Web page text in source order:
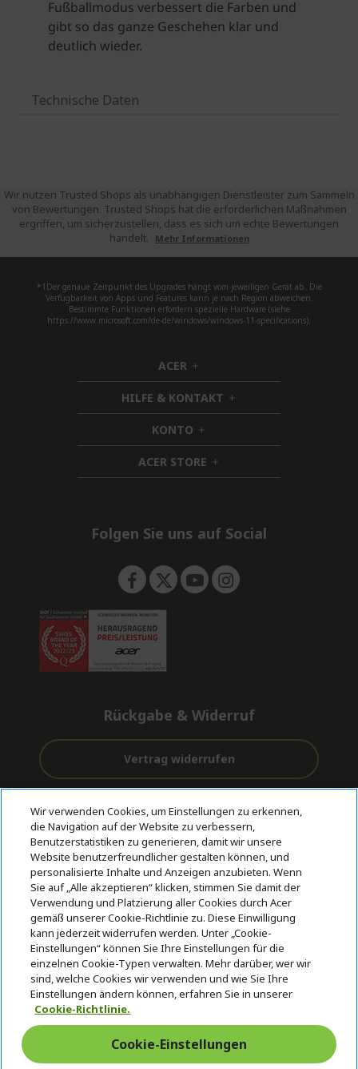
Technische Daten
Wir nutzen Trusted Shops als unabhängigen Dienstleister zum Sammeln
von Bewertungen. Trusted Shops hat die erforderlichen Maßnahmen
ergriffen, um sicherzustellen, dass es sich um echte Bewertungen
handelt.
Mehr Informationen
*1Der genaue Zeitpunkt des Upgrades hängt vom jeweiligen Gerät ab. Die
Verfügbarkeit von Apps und Features kann je nach Region abweichen.
Bestimmte Funktionen erfordern spezielle Hardware (siehe
https://www.microsoft.com/de-de/windows/windows-11-specifications).
ACER h
i
d
d
e
n
HILFE & KONTAKT h
i
d
n
KONTO h
i
d
d
ACER STORE h
i
e
Folgen Sie uns auf Social
Rückgabe & Widerruf
Vertrag widerrufen
Kostenloser
Versand
vor und nach
dem Kauf
Sichere
Zahlungsoptionen
© 2026 Acer Inc.
CPYou BV ist der autorisierte Wiederverkäufer und Händler der
Produkte und Dienstleistungen, die in diesem Shop angeboten
werden.
Schweiz
Wir verwenden Cookies, um Einstellungen zu erkennen,
die Navigation auf der Website zu verbessern,
Benutzerstatistiken zu generieren, damit wir unsere
Website benutzerfreundlicher gestalten können, und
personalisierte Inhalte und Anzeigen anzubieten. Wenn
Sie auf „Alle akzeptieren“ klicken, stimmen Sie damit der
Verwendung und Platzierung aller Cookies durch Acer
gemäß unserer Cookie-Richtlinie zu. Diese Einwilligung
kann jederzeit widerrufen werden. Unter „Cookie-
Einstellungen“ können Sie Ihre Einstellungen für die
einzelnen Cookie-Typen verwalten. Mehr darüber, wer wir
sind, welche Cookies wir verwenden und wie Sie Ihre
Einstellungen ändern können, erfahren Sie in unserer
Cookie-Richtlinie.
Cookie-Einstellungen